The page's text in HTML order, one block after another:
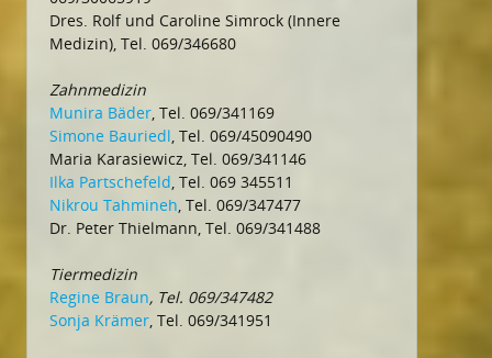
Dres. Rolf und Caroline Simrock (Innere
Medizin), Tel. 069/346680
Zahnmedizin
Munira Bäder, Tel. 069/341169
Simone Bauriedl, Tel. 069/45090490
Maria Karasiewicz, Tel. 069/341146
Ilka Partschefeld, Tel. 069 345511
Nikrou Tahmineh, Tel. 069/347477
Dr. Peter Thielmann, Tel. 069/341488
Tiermedizin
Regine Braun, Tel. 069/347482
Sonja Krämer, Tel. 069/341951